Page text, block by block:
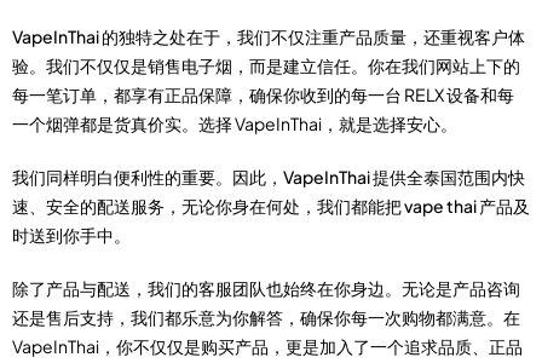
VapeInThai的独特之处在于，我们不仅注重产品质量，还重视客户体
验。我们不仅仅是销售电子烟，而是建立信任。你在我们网站上下的
每一笔订单，都享有正品保障，确保你收到的每一台 RELX 设备和每
一个烟弹都是货真价实。选择 VapeInThai，就是选择安心。
我们同样明白便利性的重要。因此， VapeInThai 提供全泰国范围内快
速、安全的配送服务 ，无论你身在何处，我们都能把vape thai产品及
时送到你手中。
除了产品与配送，我们的客服团队也始终在你身边。无论是产品咨询
还是售后支持，我们都乐意为你解答，确保你每一次购物都满意。在
VapeInThai，你不仅仅是购买产品，更是加入了一个追求品质、正品